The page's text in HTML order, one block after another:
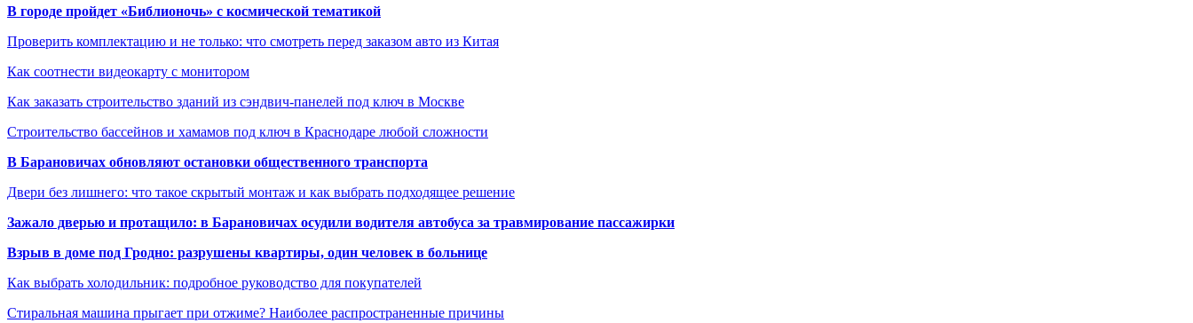
В городе пройдет «Библионочь» с космической тематикой
Проверить комплектацию и не только: что смотреть перед заказом авто из Китая
Как соотнести видеокарту с монитором
Как заказать строительство зданий из сэндвич-панелей под ключ в Москве
Строительство бассейнов и хамамов под ключ в Краснодаре любой сложности
В Барановичах обновляют остановки общественного транспорта
Двери без лишнего: что такое скрытый монтаж и как выбрать подходящее решение
Зажало дверью и протащило: в Барановичах осудили водителя автобуса за травмирование пассажирки
Взрыв в доме под Гродно: разрушены квартиры, один человек в больнице
Как выбрать холодильник: подробное руководство для покупателей
Стиральная машина прыгает при отжиме? Наиболее распространенные причины